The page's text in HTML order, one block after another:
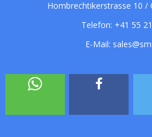
Hombrechtikerstrasse 10 /
Telefon: +41 55
E-Mail: